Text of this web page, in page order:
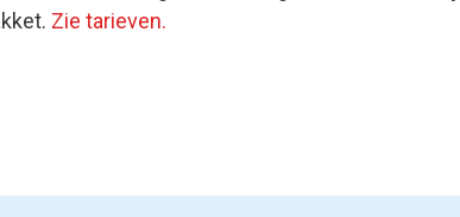
Zie tarieven.